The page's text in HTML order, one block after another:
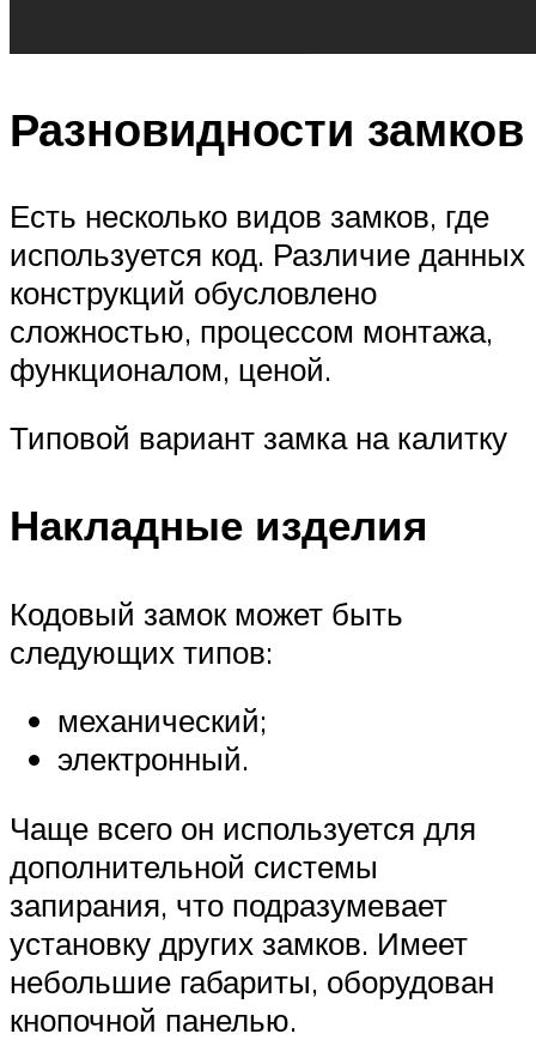
Разновидности замков
Есть несколько видов замков, где
используется код. Различие данных
конструкций обусловлено
сложностью, процессом монтажа,
функционалом, ценой.
Типовой вариант замка на калитку
Накладные изделия
Кодовый замок может быть
следующих типов:
механический;
электронный.
Чаще всего он используется для
дополнительной системы
запирания, что подразумевает
установку других замков. Имеет
небольшие габариты, оборудован
кнопочной панелью.